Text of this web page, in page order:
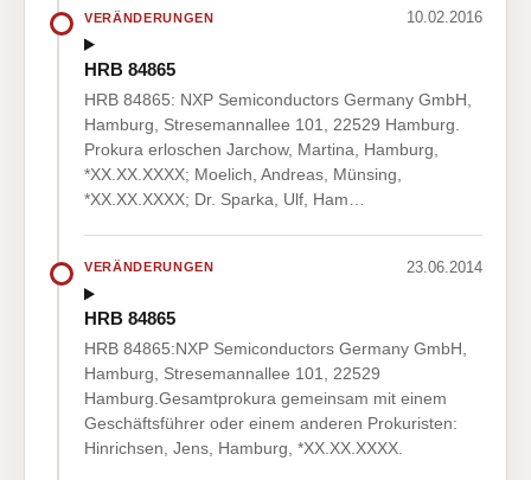
VERÄNDERUNGEN 10.02.2016
HRB 84865
HRB 84865: NXP Semiconductors Germany GmbH,
Hamburg, Stresemannallee 101, 22529 Hamburg.
Prokura erloschen Jarchow, Martina, Hamburg,
*XX.XX.XXXX; Moelich, Andreas, Münsing,
*XX.XX.XXXX; Dr. Sparka, Ulf, Ham…
VERÄNDERUNGEN 23.06.2014
HRB 84865
HRB 84865:NXP Semiconductors Germany GmbH,
Hamburg, Stresemannallee 101, 22529
Hamburg.Gesamtprokura gemeinsam mit einem
Geschäftsführer oder einem anderen Prokuristen:
Hinrichsen, Jens, Hamburg, *XX.XX.XXXX.